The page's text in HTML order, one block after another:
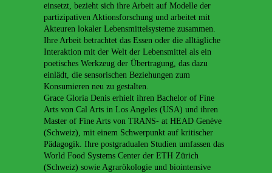
einsetzt, bezieht sich ihre Arbeit auf Modelle der
partizipativen Aktionsforschung und arbeitet mit
Akteuren lokaler Lebensmittelsysteme zusammen.
Ihre Arbeit betrachtet das Essen oder die alltägliche
Interaktion mit der Welt der Lebensmittel als ein
poetisches Werkzeug der Übertragung, das dazu
einlädt, die sensorischen Beziehungen zum
Konsumieren neu zu gestalten.
Grace Gloria Denis erhielt ihren Bachelor of Fine
Arts von Cal Arts in Los Angeles (USA) und ihren
Master of Fine Arts von TRANS- at HEAD Genève
(Schweiz), mit einem Schwerpunkt auf kritischer
Pädagogik. Ihre postgradualen Studien umfassen das
World Food Systems Center der ETH Zürich
(Schweiz) sowie Agrarökologie und biointensive